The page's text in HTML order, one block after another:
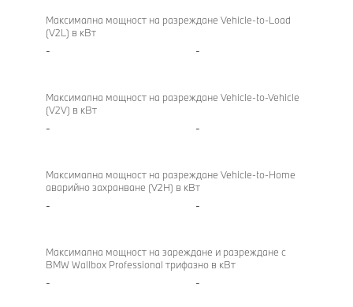
зареждане
Максимална мощност на разреждане Vehicle-to-Load
(V2L) в кВт
- -
Максимална мощност на разреждане Vehicle-to-Vehicle
(V2V) в кВт
- -
Максимална мощност на разреждане Vehicle-to-Home
аварийно захранване (V2H) в кВт
- -
Максимална мощност на зареждане и разреждане с
BMW Wallbox Professional трифазно в кВт
- -